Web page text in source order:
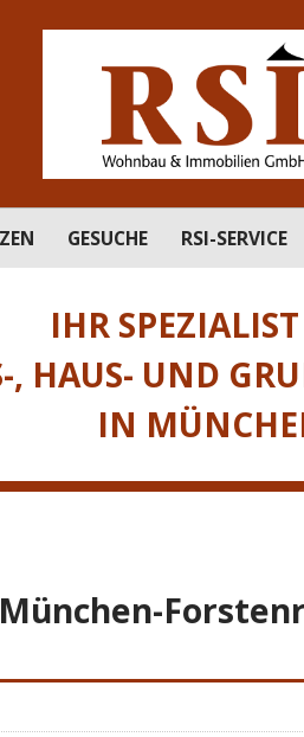
GESUCHE RSI-SERVICE
IHR
HAUS- UND
IN
München-